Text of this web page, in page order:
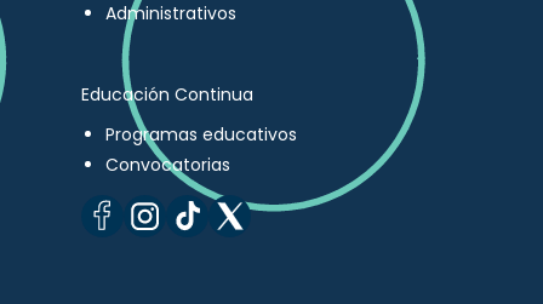
Administrativos
Educación Continua
Programas educativos
Convocatorias